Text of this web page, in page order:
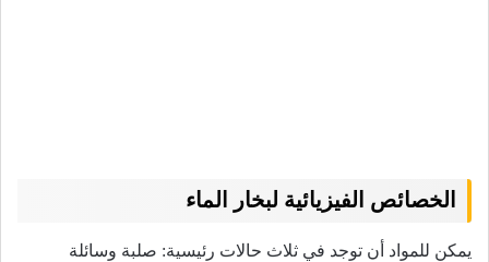
الخصائص الفيزيائية لبخار الماء
يمكن للمواد أن توجد في ثلاث حالات رئيسية: صلبة وسائلة